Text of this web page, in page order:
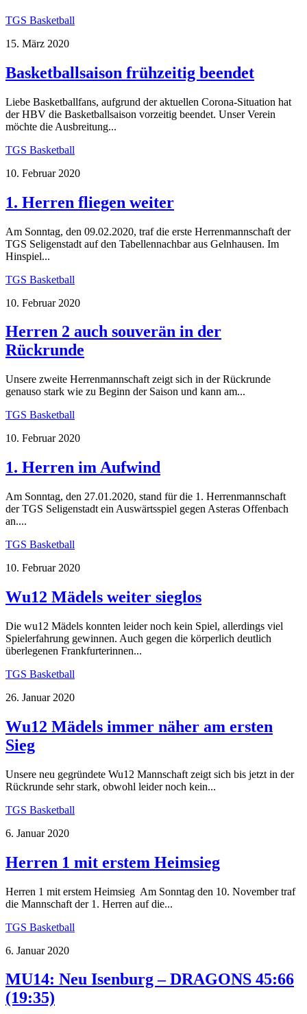
TGS Basketball
15. März 2020
Basketballsaison frühzeitig beendet
Liebe Basketballfans, aufgrund der aktuellen Corona-Situation hat
der HBV die Basketballsaison vorzeitig beendet. Unser Verein
möchte die Ausbreitung...
TGS Basketball
10. Februar 2020
1. Herren fliegen weiter
Am Sonntag, den 09.02.2020, traf die erste Herrenmannschaft der
TGS Seligenstadt auf den Tabellennachbar aus Gelnhausen. Im
Hinspiel...
TGS Basketball
10. Februar 2020
Herren 2 auch souverän in der
Rückrunde
Unsere zweite Herrenmannschaft zeigt sich in der Rückrunde
genauso stark wie zu Beginn der Saison und kann am...
TGS Basketball
10. Februar 2020
1. Herren im Aufwind
Am Sonntag, den 27.01.2020, stand für die 1. Herrenmannschaft
der TGS Seligenstadt ein Auswärtsspiel gegen Asteras Offenbach
an....
TGS Basketball
10. Februar 2020
Wu12 Mädels weiter sieglos
Die wu12 Mädels konnten leider noch kein Spiel, allerdings viel
Spielerfahrung gewinnen. Auch gegen die körperlich deutlich
überlegenen Frankfurterinnen...
TGS Basketball
26. Januar 2020
Wu12 Mädels immer näher am ersten
Sieg
Unsere neu gegründete Wu12 Mannschaft zeigt sich bis jetzt in der
Rückrunde sehr stark, obwohl leider noch kein...
TGS Basketball
6. Januar 2020
Herren 1 mit erstem Heimsieg
Herren 1 mit erstem Heimsieg Am Sonntag den 10. November traf
die Mannschaft der 1. Herren auf die...
TGS Basketball
6. Januar 2020
MU14: Neu Isenburg – DRAGONS 45:66
(19:35)